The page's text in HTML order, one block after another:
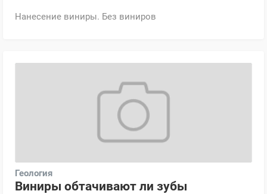
Нанесение виниры. Без виниров
Геология
Виниры обтачивают ли зубы